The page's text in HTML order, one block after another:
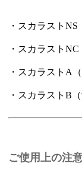
・スカラストNS
・スカラスト
・スカラストA
・スカラストB
ご使用上の注